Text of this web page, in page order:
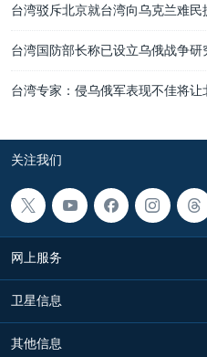
台湾驳斥北京就台湾向乌克兰难
台湾国防部长称已设立乌俄战争
台湾专家：侵乌俄军表现不佳将
关注我们
网上服务
卫星信息
其他信息